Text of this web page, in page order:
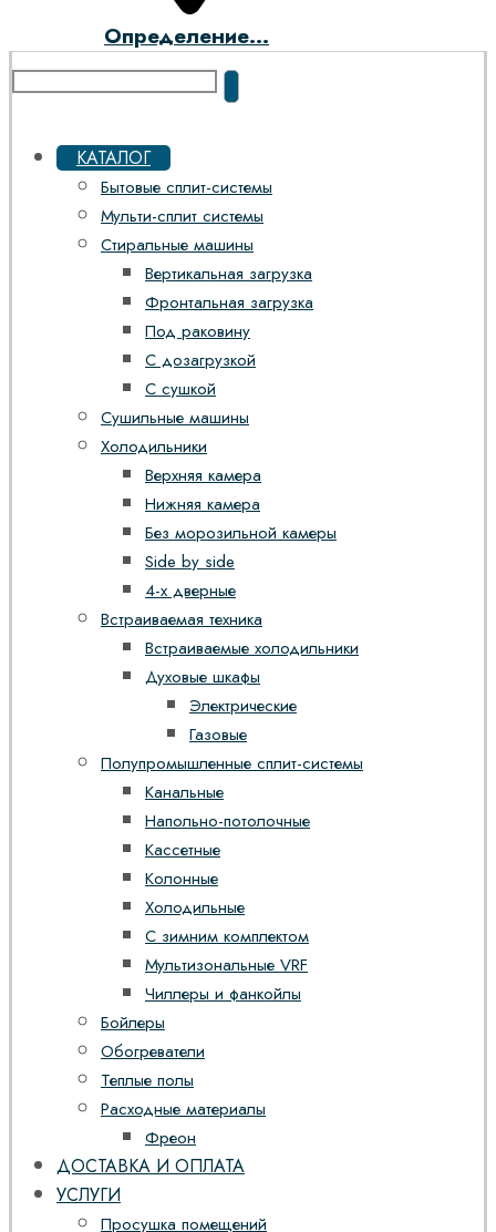
Определение...
КАТАЛОГ
Бытовые сплит-системы
Мульти-сплит системы
Стиральные машины
Вертикальная загрузка
Фронтальная загрузка
Под раковину
С дозагрузкой
С сушкой
Сушильные машины
Холодильники
Верхняя камера
Нижняя камера
Без морозильной камеры
Side by side
4-х дверные
Встраиваемая техника
Встраиваемые холодильники
Духовые шкафы
Электрические
Газовые
Полупромышленные сплит-системы
Канальные
Напольно-потолочные
Кассетные
Колонные
Холодильные
С зимним комплектом
Мультизональные VRF
Чиллеры и фанкойлы
Бойлеры
Обогреватели
Теплые полы
Расходные материалы
Фреон
ДОСТАВКА И ОПЛАТА
УСЛУГИ
Просушка помещений